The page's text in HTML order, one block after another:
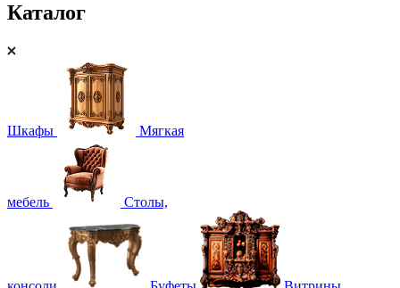
Каталог
Шкафы Мягкая
мебель Столы,